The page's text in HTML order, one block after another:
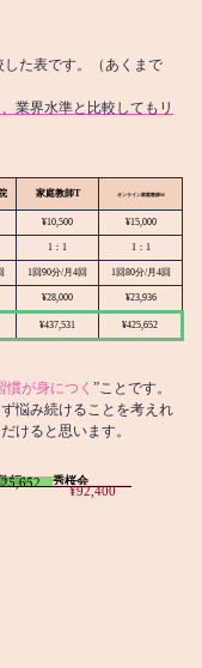
た表です。（あくまで
業界水準と比較してもリ
家庭教師T オンライン家庭教師M
¥10,500 ¥15,000
1：1 1：1
1回90分/月4回 1回80分/月4回
¥28,000 ¥23,936
¥437,531 ¥425,652
が身につく ”ことです。
悩み続けることを考えれ
けると思います。
師M 秀桜会
¥92,400